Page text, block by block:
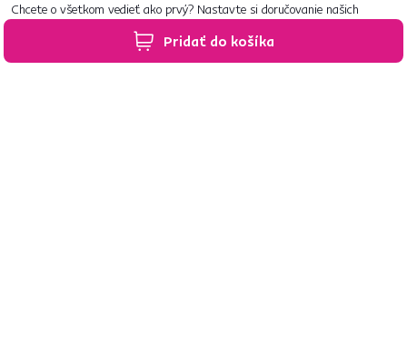
Pridať do košíka
Chcete o všetkom vedieť ako prvý? Nastavte si doručovanie našich
e‑mailov tak, aby vám nič neušlo.